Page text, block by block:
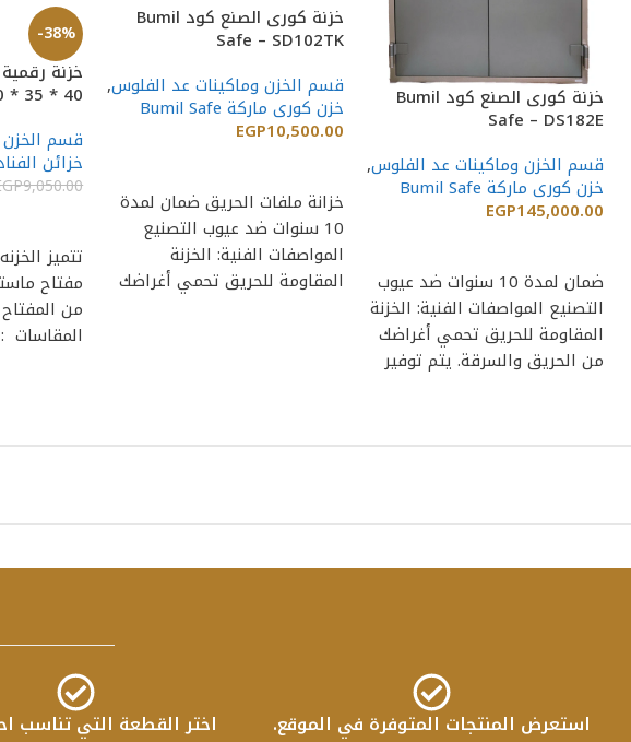
خزنة كورى الصنع كود Bumil
Safe – DS182E
قسم الخزن وماكينات عد الفلوس,
خزن كورى ماركة Bumil Safe
EGP145,000.00
ضمان لمدة 10 سنوات ضد عيوب
التصنيع المواصفات الفنية: الخزنة
المقاومة للحريق تحمي أغراضك
من الحريق والسرقة. يتم توفير
خزنة كورى الصنع كود Bumil
Safe – SD102TK
قسم الخزن وماكينات عد الفلوس,
خزن كورى ماركة Bumil Safe
EGP10,500.00
خزانة ملفات الحريق ضمان لمدة
10 سنوات ضد عيوب التصنيع
المواصفات الفنية: الخزنة
المقاومة للحريق تحمي أغراضك
-38%
خزنة
قسم
خزائن
9,050.00
تتميز
مفتاح
من
المقاسات :
استعرض المنتجات المتوفرة في الموقع. اختر القطعة التي تناسب